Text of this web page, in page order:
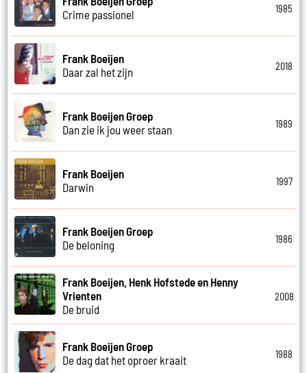
Crime passionel
1985
Frank Boeijen
Daar zal het zijn
2018
Frank Boeijen Groep
Dan zie ik jou weer staan
1989
Frank Boeijen
Darwin
1997
Frank Boeijen Groep
De beloning
1986
Frank Boeijen, Henk Hofstede en Henny
Vrienten
De bruid
2008
Frank Boeijen Groep
De dag dat het oproer kraait
1988